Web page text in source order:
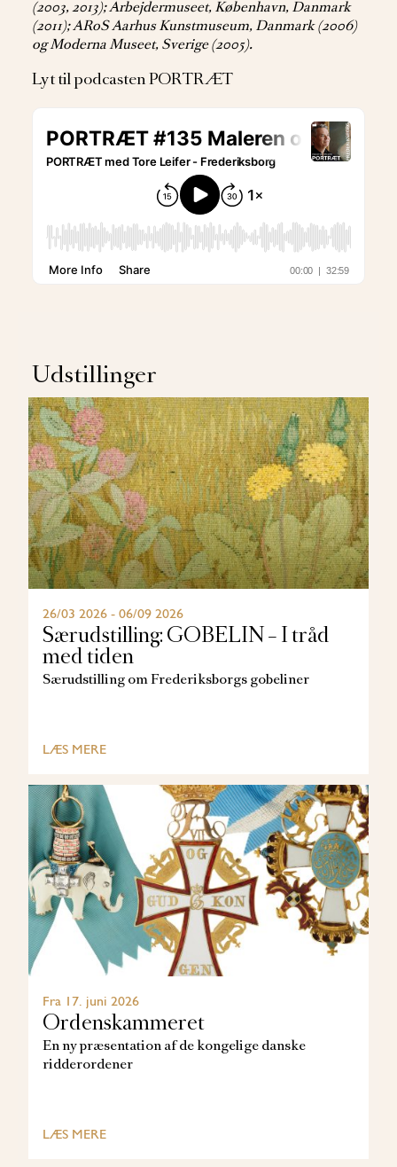
(2003, 2013); Arbejdermuseet, København, Danmark
(2011); ARoS Aarhus Kunstmuseum, Danmark (2006)
og Moderna Museet, Sverige (2005).
Lyt til podcasten PORTRÆT
Udstillinger
26/03 2026 - 06/09 2026
Særudstilling: GOBELIN – I tråd
med tiden
Særudstilling om Frederiksborgs gobeliner
LÆS MERE
Fra 17. juni 2026
Ordenskammeret
En ny præsentation af de kongelige danske
ridderordener
LÆS MERE